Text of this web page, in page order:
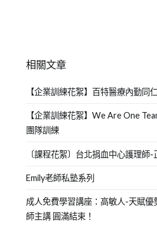
相關文章
【企業訓練花絮】百特醫療內勤同
【企業訓練花絮】We Are One
團隊訓練
〔課程花絮〕台北捐血中心護理師
Emily老師私塾系列
成人免費學習講座：高敏人-天賦優
師主講 圓滿結束！